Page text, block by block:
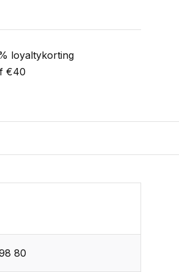
loyaltykorting
€40
80